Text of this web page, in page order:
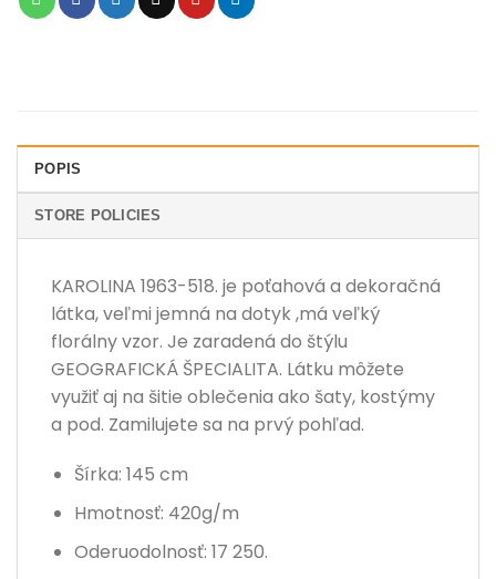
POPIS
STORE POLICIES
KAROLINA 1963-518. je poťahová a dekoračná
látka, veľmi jemná na dotyk ,má veľký
florálny vzor. Je zaradená do štýlu
GEOGRAFICKÁ ŠPECIALITA. Látku môžete
využiť aj na šitie oblečenia ako šaty, kostýmy
a pod. Zamilujete sa na prvý pohľad.
Šírka: 145 cm
Hmotnosť: 420g/m
Oderuodolnosť: 17 250.